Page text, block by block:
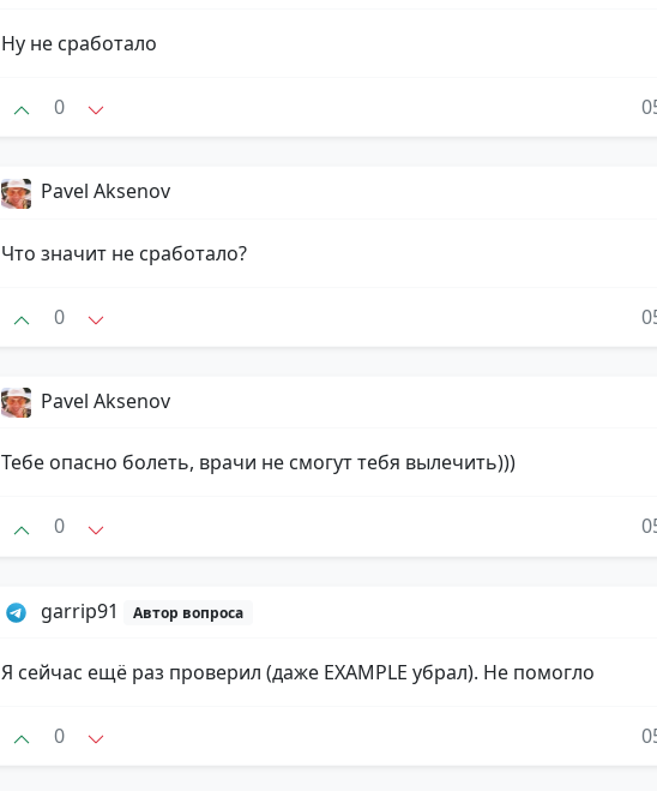
Ну не сработало
0
Pavel Aksenov
Что значит не сработало?
0
Pavel Aksenov
Тебе опасно болеть, врачи не смогут тебя вылечить)))
0
garrip91 Автор вопроса
Я сейчас ещё раз проверил (даже EXAMPLE убрал). Не помогло
0